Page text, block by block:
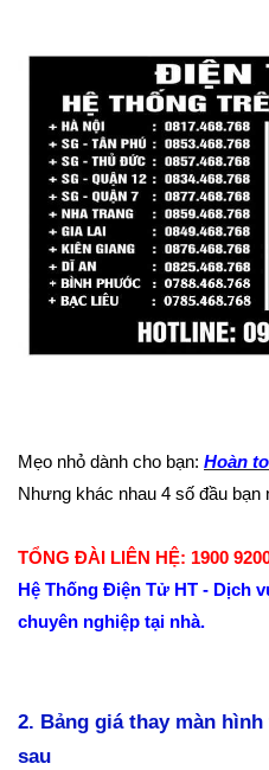
Mẹo nhỏ dành cho bạn: Hoàn
Nhưng khác nhau 4 số đầu bạn
TỔNG ĐÀI LIÊN HỆ: 1900
Hệ Thống Điện Tử HT - Dịch
chuyên nghiệp tại nhà.
2. Bảng giá thay màn
sau